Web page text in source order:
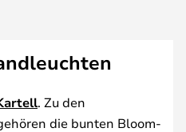
. Zu den
die bunten Bloom-